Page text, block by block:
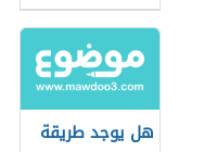
هل يوجد طريقة